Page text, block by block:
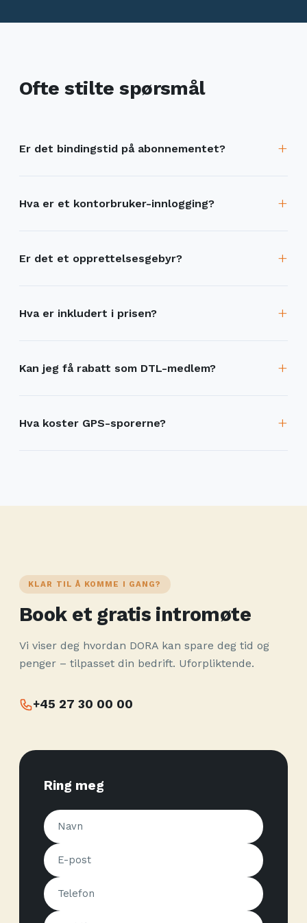
Ofte stilte spørsmål
Er det bindingstid på abonnementet?
Hva er et kontorbruker-innlogging?
Er det et opprettelsesgebyr?
Hva er inkludert i prisen?
Kan jeg få rabatt som DTL-medlem?
Hva koster GPS-sporerne?
KLAR TIL Å KOMME I GANG?
Book et gratis intromøte
Vi viser deg hvordan DORA kan spare deg tid og
penger – tilpasset din bedrift. Uforpliktende.
+45 27 30 00 00
Ring meg